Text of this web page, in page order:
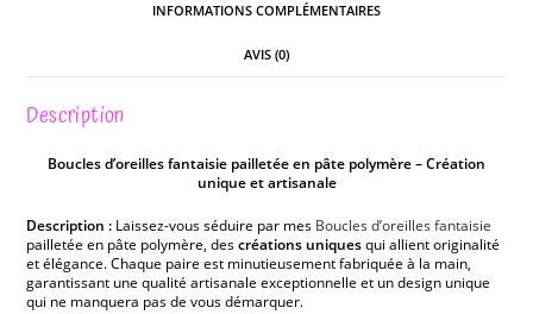
INFORMATIONS COMPLÉMENTAIRES
AVIS (0)
Description
Boucles d’oreilles fantaisie pailletée en pâte polymère – Création
unique et artisanale
Description : Laissez-vous séduire par mes Boucles d’oreilles fantaisie
pailletée en pâte polymère, descréations uniquesqui allient originalité
et élégance. Chaque paire est minutieusement fabriquée à la main,
garantissant une qualité artisanale exceptionnelle et un design unique
qui ne manquera pas de vous démarquer.